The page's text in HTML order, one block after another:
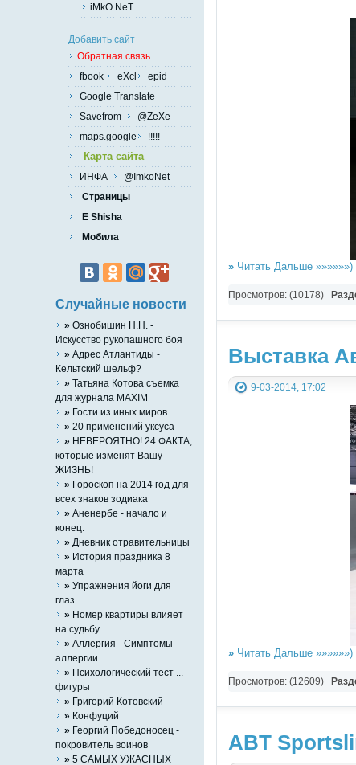
»Читать Дальше »»»»»»)
Просмотров: (10178)
Выставка
9-03-2014, 17:02
»Читать Дальше »»»»»»)
Просмотров: (12609)
ABT
iMkO.NeT
Добавить сайт
Обратная связь
fbook
eXcl
epid
Google Translate
Savefrom
@ZeXe
maps.google
!!!!!
Карта сайта
ИНФА
@ImkoNet
Страницы
E Shisha
Мобила
Случайные новости
» Ознобишин Н.Н. -
Искусство рукопашного боя
» Адрес Атлантиды -
Кельтский шельф?
» Татьяна Котова съемка
для журнала MAXIM
» Гости из иных миров.
» 20 применений уксуса
» НЕВЕРОЯТНО! 24 ФАКТА,
которые изменят Вашу
ЖИЗНЬ!
» Гороскоп на 2014 год для
всех знаков зодиака
» Аненербе - начало и
конец.
» Дневник отравительницы
» История праздника 8
марта
» Упражнения йоги для
глаз
» Номер квартиры влияет
на судьбу
» Аллергия - Симптомы
аллергии
» Психологический тест ...
фигуры
» Григорий Котовский
» Конфуций
» Георгий Победоносец -
покровитель воинов
» 5 САМЫХ УЖАСНЫХ